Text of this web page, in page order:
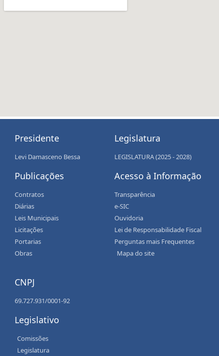
Presidente
Levi Damasceno Bessa
Publicações
Contratos
Diárias
Leis Municipais
Licitações
Portarias
Obras
Legislatura
LEGISLATURA (2025 - 2028)
Acesso à Informação
Transparência
e-SIC
Ouvidoria
Lei de Responsabilidade Fiscal
Perguntas mais Frequentes
Mapa do site
CNPJ
69.727.931/0001-92
Legislativo
Comissões
Legislatura